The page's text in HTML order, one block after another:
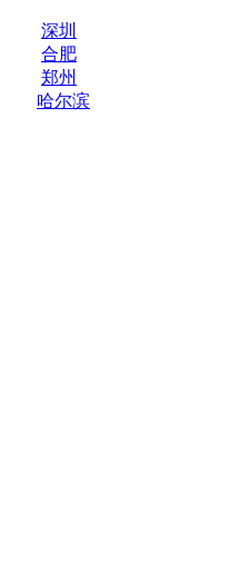
深圳
合肥
郑州
哈尔滨